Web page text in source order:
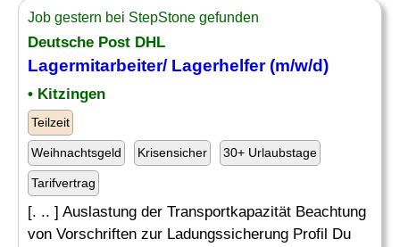
Job gestern bei StepStone gefunden
Deutsche Post DHL
Lagermitarbeiter/ Lagerhelfer (m/w/d)
• Kitzingen
Teilzeit
Weihnachtsgeld Krisensicher 30+ Urlaubstage
Tarifvertrag
[. .. ] Auslastung der Transportkapazität Beachtung
von Vorschriften zur Ladungssicherung Profil Du